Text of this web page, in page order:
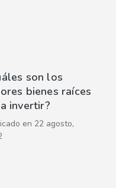
son los
bienes raíces
invertir?
en 22 agosto,